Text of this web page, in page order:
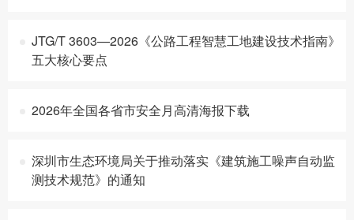
JTG/T 3603—2026《公路工程智慧工地建设技术指南》
五大核心要点
2026年全国各省市安全月高清海报下载
深圳市生态环境局关于推动落实《建筑施工噪声自动监
测技术规范》的通知